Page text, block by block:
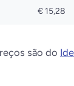
€ 15,28
são do